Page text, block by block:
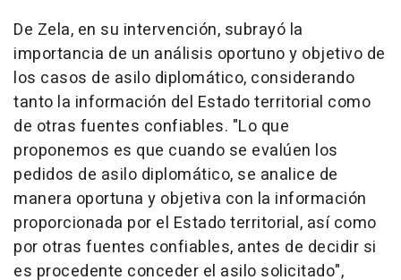
De Zela, en su intervención, subrayó la
importancia de un análisis oportuno y objetivo de
los casos de asilo diplomático, considerando
tanto la información del Estado territorial como
de otras fuentes confiables. "Lo que
proponemos es que cuando se evalúen los
pedidos de asilo diplomático, se analice de
manera oportuna y objetiva con la información
proporcionada por el Estado territorial, así como
por otras fuentes confiables, antes de decidir si
es procedente conceder el asilo solicitado",